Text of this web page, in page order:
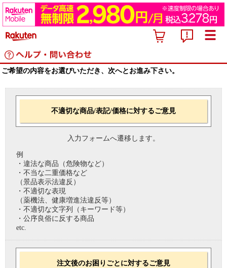
ご希望の内容をお選びいただき、次へとお進み下さい。
不適切な商品/表記/価格に対するご意見
入力フォームへ遷移します。
例
・違法な商品（危険物など）
・不当な二重価格など
（景品表示法違反）
・不適切な表現
（薬機法、健康増進法違反等）
・不適切な文字列（キーワード等）
・公序良俗に反する商品
etc.
注文後のお困りごとに対するご意見